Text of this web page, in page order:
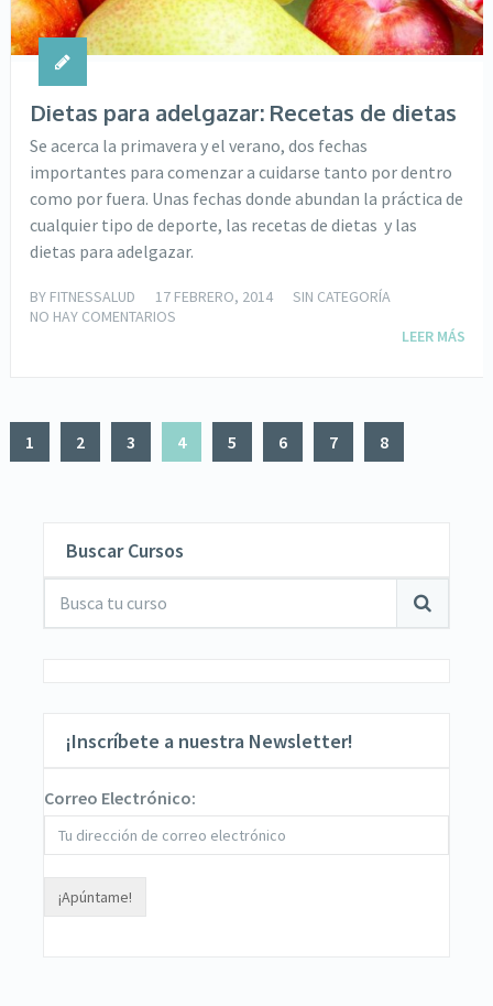
Dietas para adelgazar: Recetas de dietas
Se acerca la primavera y el verano, dos fechas
importantes para comenzar a cuidarse tanto por dentro
como por fuera. Unas fechas donde abundan la práctica de
cualquier tipo de deporte, las recetas de dietas y las
dietas para adelgazar.
BY FITNESSALUD 17 FEBRERO, 2014
SIN CATEGORÍA
NO HAY COMENTARIOS
LEER MÁS
1 2 3 4 5 6 7 8
Buscar Cursos
¡Inscríbete a nuestra Newsletter!
Correo Electrónico: